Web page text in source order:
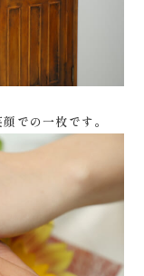
での一枚です。